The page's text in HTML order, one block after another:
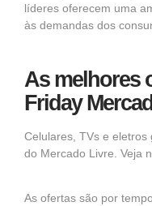
líderes oferecem uma
às demandas dos
As melhores
Friday
Celulares TVs e eletros
do Mercado Livre . Veja
As ofertas são por